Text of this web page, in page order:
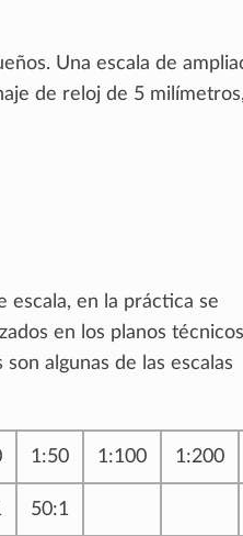
Una escala de
de reloj de 5
escala, en la práctica se
en los planos
algunas de las escalas
1:50 1:100 1:200
50:1